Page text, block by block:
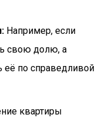
Например, если
свою долю, а
её по справедливой
квартиры